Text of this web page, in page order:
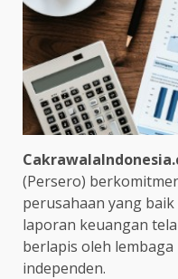
(Persero)
perusahaan yang baik
laporan keuangan
berlapis oleh
independen.